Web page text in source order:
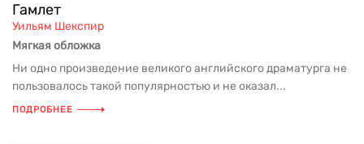
Гамлет
Уильям Шекспир
Мягкая обложка
Ни одно произведение великого английского драматурга не
пользовалось такой популярностью и не оказал...
ПОДРОБНЕЕ